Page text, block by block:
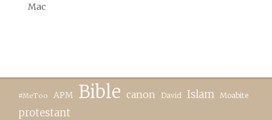
Mac
#MeToo APM Bible canon David Islam Moabite
protestant